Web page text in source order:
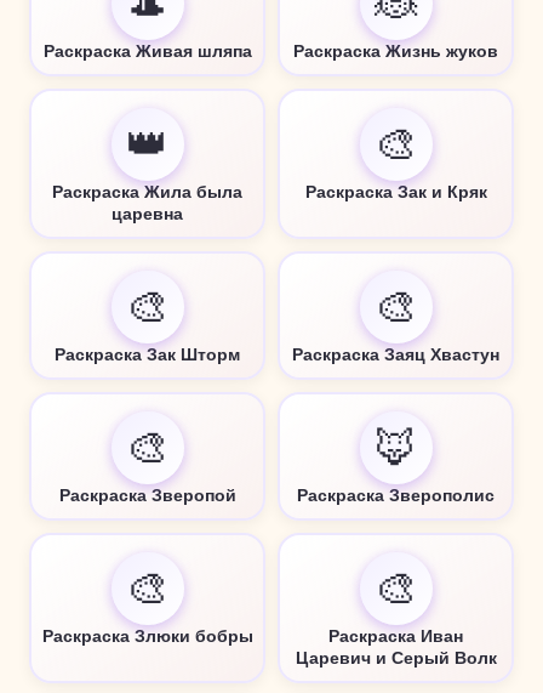
Раскраска Живая шляпа Раскраска Жизнь жуков
👑
Раскраска Жила была
царевна
🎨
Раскраска Зак и Кряк
🎨
Раскраска Зак Шторм
🎨
Раскраска Заяц Хвастун
🎨
Раскраска Зверопой
🦊
Раскраска Зверополис
🎨
Раскраска Злюки бобры
🎨
Раскраска Иван
Царевич и Серый Волк